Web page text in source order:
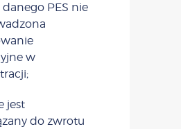
danego PES nie
w
jest
do zwrotu